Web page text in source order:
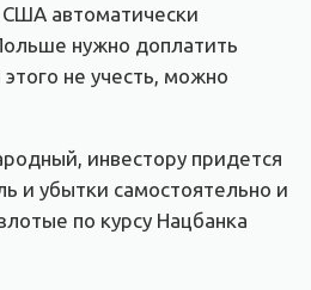
автоматически
нужно доплатить
не учесть, можно
инвестору придется
и убытки самостоятельно и
по курсу Нацбанка